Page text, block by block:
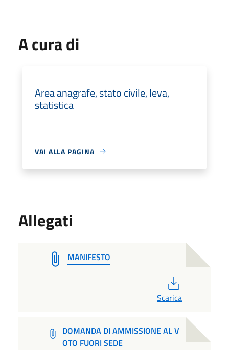
A cura di
Area anagrafe, stato civile, leva,
statistica
VAI ALLA PAGINA
Allegati
MANIFESTO
Scarica
DOMANDA DI AMMISSIONE AL V
OTO FUORI SEDE